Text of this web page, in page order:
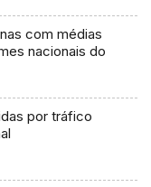
com médias
nacionais do
por tráfico